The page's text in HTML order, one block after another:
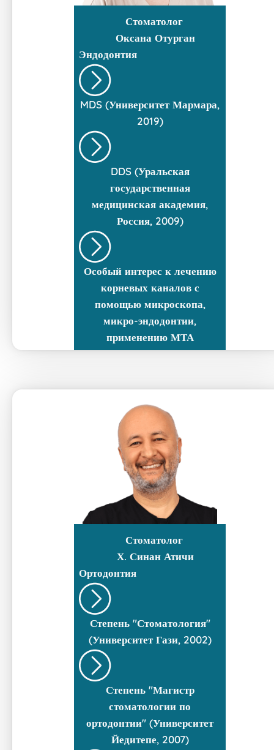
Стоматолог
Оксана Отурган
Эндодонтия
MDS (Университет Мармара,
2019)
DDS (Уральская
государственная
медицинская академия,
Россия, 2009)
Особый интерес к лечению
корневых каналов с
помощью микроскопа,
микро-эндодонтии,
применению МТА
Стоматолог
Х. Синан Атичи
Ортодонтия
Степень "Стоматология"
(Университет Гази, 2002)
Степень "Магистр
стоматологии по
ортодонтии" (Университет
Йедитепе, 2007)